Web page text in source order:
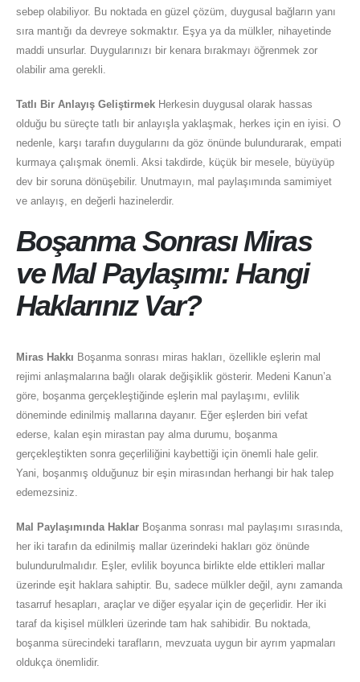
sebep olabiliyor. Bu noktada en güzel çözüm, duygusal bağların yanı
sıra mantığı da devreye sokmaktır. Eşya ya da mülkler, nihayetinde
maddi unsurlar. Duygularınızı bir kenara bırakmayı öğrenmek zor
olabilir ama gerekli.
Tatlı Bir Anlayış Geliştirmek Herkesin duygusal olarak hassas
olduğu bu süreçte tatlı bir anlayışla yaklaşmak, herkes için en iyisi. O
nedenle, karşı tarafın duygularını da göz önünde bulundurarak, empati
kurmaya çalışmak önemli. Aksi takdirde, küçük bir mesele, büyüyüp
dev bir soruna dönüşebilir. Unutmayın, mal paylaşımında samimiyet
ve anlayış, en değerli hazinelerdir.
Boşanma Sonrası Miras
ve Mal Paylaşımı: Hangi
Haklarınız Var?
Miras Hakkı Boşanma sonrası miras hakları, özellikle eşlerin mal
rejimi anlaşmalarına bağlı olarak değişiklik gösterir. Medeni Kanun’a
göre, boşanma gerçekleştiğinde eşlerin mal paylaşımı, evlilik
döneminde edinilmiş mallarına dayanır. Eğer eşlerden biri vefat
ederse, kalan eşin mirastan pay alma durumu, boşanma
gerçekleştikten sonra geçerliliğini kaybettiği için önemli hale gelir.
Yani, boşanmış olduğunuz bir eşin mirasından herhangi bir hak talep
edemezsiniz.
Mal Paylaşımında Haklar Boşanma sonrası mal paylaşımı sırasında,
her iki tarafın da edinilmiş mallar üzerindeki hakları göz önünde
bulundurulmalıdır. Eşler, evlilik boyunca birlikte elde ettikleri mallar
üzerinde eşit haklara sahiptir. Bu, sadece mülkler değil, aynı zamanda
tasarruf hesapları, araçlar ve diğer eşyalar için de geçerlidir. Her iki
taraf da kişisel mülkleri üzerinde tam hak sahibidir. Bu noktada,
boşanma sürecindeki tarafların, mevzuata uygun bir ayrım yapmaları
oldukça önemlidir.